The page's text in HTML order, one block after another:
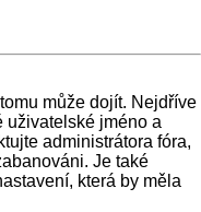
může dojít. Nejdříve
uživatelské jméno a
administrátora fóra,
Je také
která by měla